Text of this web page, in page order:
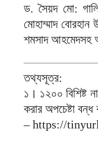
ড. সৈয়দ মো:
মোহাম্মাদ
শমসাদ আহমেদসহ
তথ্যসূত্র:
১। ১২০০ বিশিষ্ট
করার অপচেষ্টা
– https://